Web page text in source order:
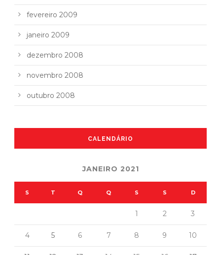
fevereiro 2009
janeiro 2009
dezembro 2008
novembro 2008
outubro 2008
CALENDÁRIO
JANEIRO 2021
S T Q Q S S D
1 2 3
4 5 6 7 8 9 10